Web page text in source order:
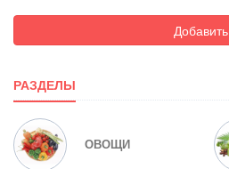
Добавить
РАЗДЕЛЫ
ОВОЩИ